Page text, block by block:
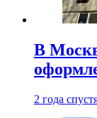
В
2 года